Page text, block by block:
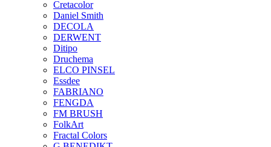
Cretacolor
Daniel Smith
DECOLA
DERWENT
Ditipo
Druchema
ELCO PINSEL
Essdee
FABRIANO
FENGDA
FM BRUSH
FolkArt
Fractal Colors